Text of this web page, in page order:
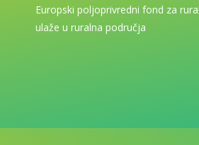
Europski poljoprivredni fond za
ulaže u ruralna područja